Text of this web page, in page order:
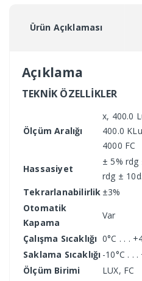
Ürün Açıklaması
Açıklama
TEKNİK ÖZELLİKLER
Ölçüm Aralığı
x, 400.0
400.0
4000 FC
Hassasiyet
± 5% rdg
rdg ±
Tekrarlanabilirlik ±3%
Otomatik
Kapama
Var
Çalışma Sıcaklığı 0°C . . .
Saklama Sıcaklığı -10°C . . .
Ölçüm Birimi
LUX, FC